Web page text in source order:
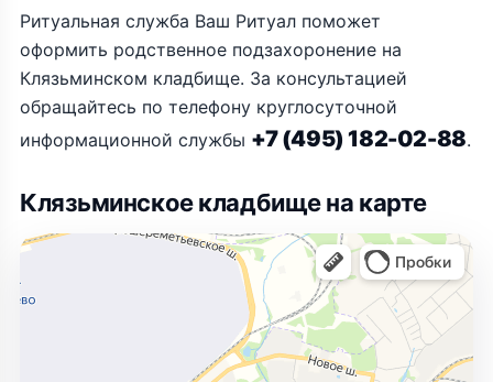
Ритуальная служба Ваш Ритуал поможет
оформить родственное подзахоронение на
Клязьминском кладбище. За консультацией
обращайтесь по телефону круглосуточной
информационной службы +7 (495) 182-02-88.
Клязьминское кладбище на карте